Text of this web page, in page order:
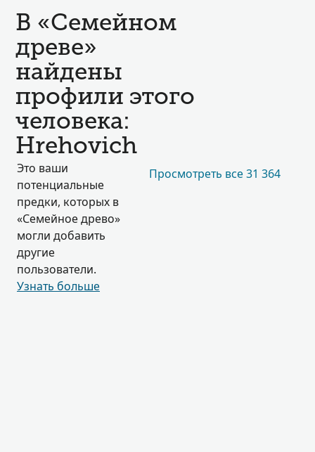
В «Семейном
древе»
найдены
профили этого
человека:
Hrehovich
Это ваши
потенциальные
предки, которых в
«Семейное древо»
могли добавить
другие
пользователи.
Узнать больше
Просмотреть все 31 364